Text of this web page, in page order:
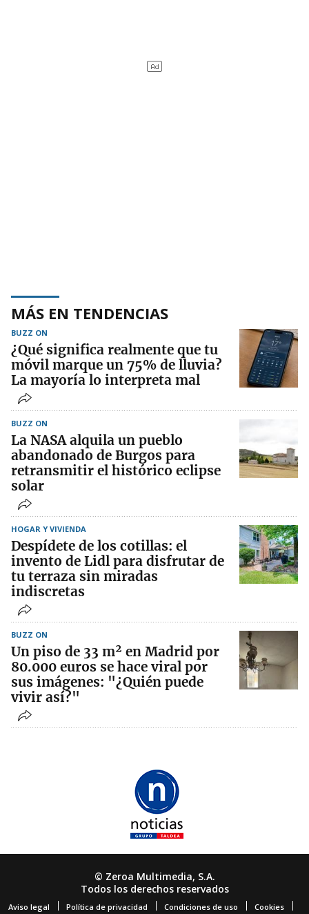
MÁS EN TENDENCIAS
BUZZ ON
¿Qué significa realmente que tu
móvil marque un 75% de lluvia?
La mayoría lo interpreta mal
BUZZ ON
La NASA alquila un pueblo
abandonado de Burgos para
retransmitir el histórico eclipse
solar
HOGAR Y VIVIENDA
Despídete de los cotillas: el
invento de Lidl para disfrutar de
tu terraza sin miradas
indiscretas
BUZZ ON
Un piso de 33 m² en Madrid por
80.000 euros se hace viral por
sus imágenes: "¿Quién puede
vivir así?"
© Zeroa Multimedia, S.A.
Todos los derechos reservados
Aviso legal Política de privacidad Condiciones de uso Cookies